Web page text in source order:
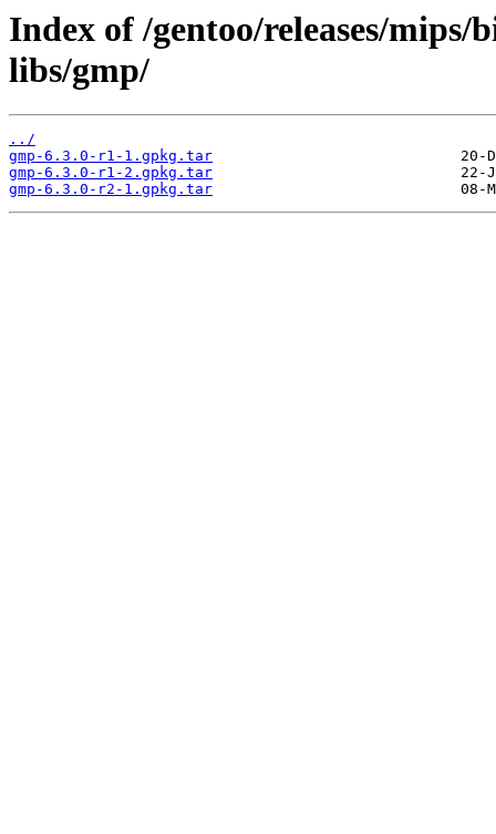
Index of /gentoo/releases/mips/
libs/gmp/
../
gmp-6.3.0-r1-1.gpkg.tar
gmp-6.3.0-r1-2.gpkg.tar
gmp-6.3.0-r2-1.gpkg.tar